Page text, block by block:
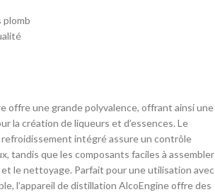
plomb
offre une grande polyvalence, offrant ainsi une
la création de liqueurs et d’essences. Le
intégré assure un contrôle
tandis que les composants faciles à assembler
le nettoyage. Parfait pour une utilisation avec
l’appareil de distillation AlcoEngine offre des